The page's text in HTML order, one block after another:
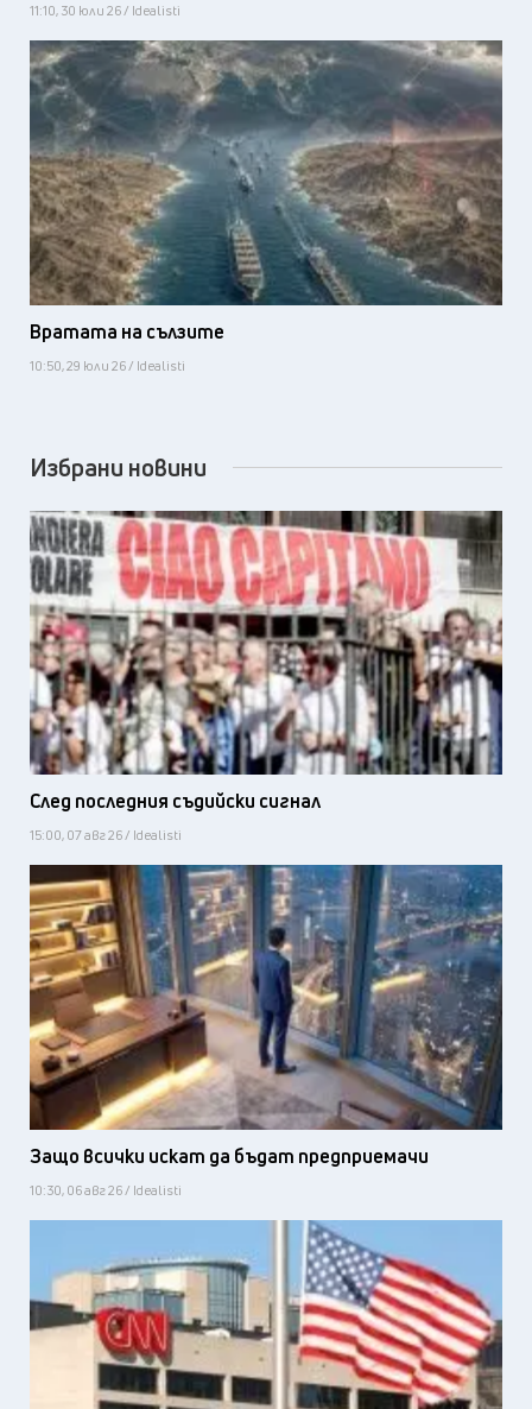
11:10, 30 юли 26 / Idealisti
Вратата на сълзите
10:50, 29 юли 26 / Idealisti
Избрани новини
След последния съдийски сигнал
15:00, 07 авг 26 / Idealisti
Защо всички искат да бъдат предприемачи
10:30, 06 авг 26 / Idealisti